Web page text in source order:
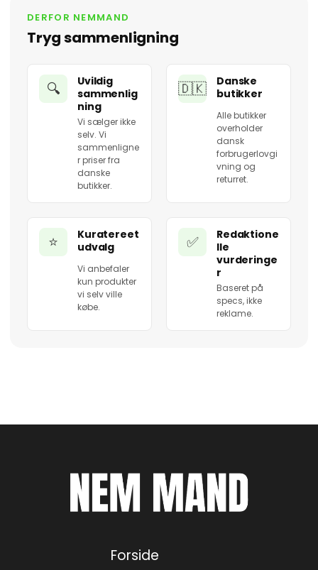
DERFOR NEMMAND
Tryg sammenligning
🔍
Uvildig
sammenlig
ning
Vi sælger ikke
selv. Vi
sammenligne
r priser fra
danske
butikker.
🇩🇰
Danske
butikker
Alle butikker
overholder
dansk
forbrugerlovgi
vning og
returret.
⭐
Kuratereet
udvalg
Vi anbefaler
kun produkter
vi selv ville
købe.
✅
Redaktione
lle
vurderinge
r
Baseret på
specs, ikke
reklame.
Forside